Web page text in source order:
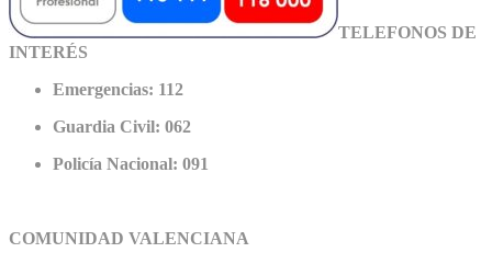
TELEFONOS DE
INTERÉS
Emergencias: 112
Guardia Civil: 062
Policía Nacional: 091
COMUNIDAD VALENCIANA